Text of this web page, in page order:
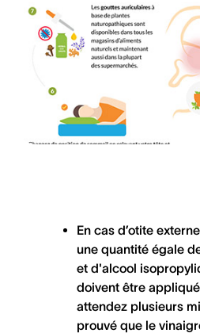
En cas d’otite externe
une quantité égale
et d'alcool
doivent être
attendez plusieurs
prouvé que le